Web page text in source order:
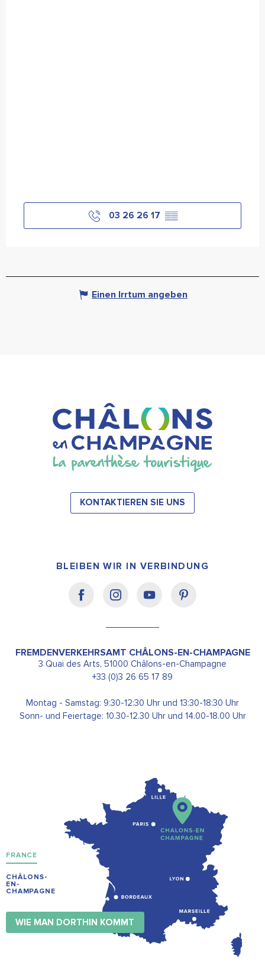
03 26 26 17 ▒▒
Einen Irrtum angeben
KONTAKTIEREN SIE UNS
BLEIBEN WIR IN VERBINDUNG
FREMDENVERKEHRSAMT CHÂLONS-EN-CHAMPAGNE
3 Quai des Arts, 51000 Châlons-en-Champagne
+33 (0)3 26 65 17 89
Montag - Samstag: 9:30-12:30 Uhr und 13:30-18:30 Uhr
Sonn- und Feiertage: 10.30-12.30 Uhr und 14.00-18.00 Uhr
FRANCE
CHÂLONS-
EN-
CHAMPAGNE
WIE MAN DORTHIN KOMMT